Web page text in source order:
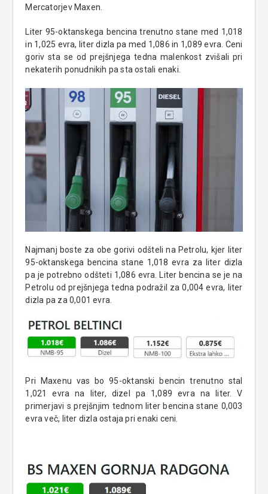
Mercatorjev Maxen.
Liter 95-oktanskega bencina trenutno stane med 1,018
in 1,025 evra, liter dizla pa med 1,086 in 1,089 evra. Ceni
goriv sta se od prejšnjega tedna malenkost zvišali pri
nekaterih ponudnikih pa sta ostali enaki.
Najmanj boste za obe gorivi odšteli na Petrolu, kjer liter
95-oktanskega bencina stane 1,018 evra za liter dizla
pa je potrebno odšteti 1,086 evra. Liter bencina se je na
Petrolu od prejšnjega tedna podražil za 0,004 evra, liter
dizla pa za 0,001 evra.
Pri Maxenu vas bo 95-oktanski bencin trenutno stal
1,021 evra na liter, dizel pa 1,089 evra na liter. V
primerjavi s prejšnjim tednom liter bencina stane 0,003
evra več, liter dizla ostaja pri enaki ceni.